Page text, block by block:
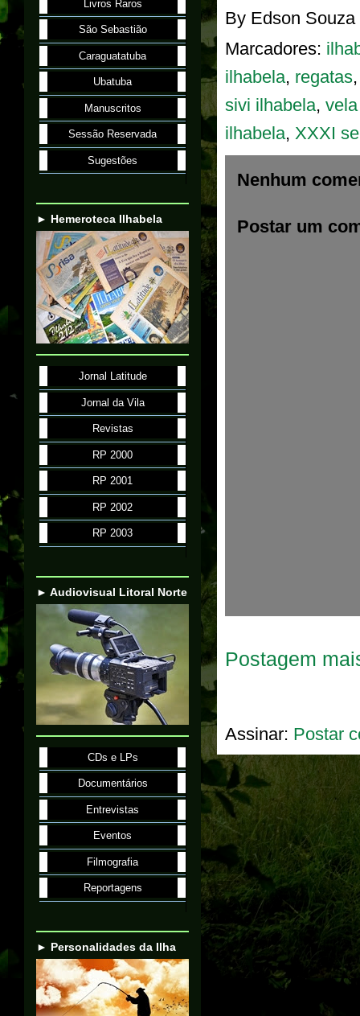
By Edson Souza
Marcadores:
ilhabela, regatas
sivi ilhabela,
ilhabela, XXXI
Nenhum
Postar um
Postagem
Assinar: Postar
Livros Raros
São Sebastião
Caraguatatuba
Ubatuba
Manuscritos
Sessão Reservada
Sugestões
► Hemeroteca Ilhabela
Jornal Latitude
Jornal da Vila
Revistas
RP 2000
RP 2001
RP 2002
RP 2003
► Audiovisual Litoral Norte
CDs e LPs
Documentários
Entrevistas
Eventos
Filmografia
Reportagens
► Personalidades da Ilha